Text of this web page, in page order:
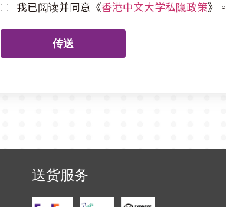
我已阅读并同意《香港中文大学私隐政策》。
传送
送货服务